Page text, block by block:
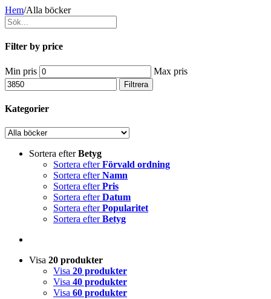
Hem/Alla böcker
Filter by price
Min pris Max pris
Filtrera
Kategorier
Sortera efterBetyg
Sortera efterFörvald ordning
Sortera efterNamn
Sortera efterPris
Sortera efterDatum
Sortera efterPopularitet
Sortera efterBetyg
Visa 20 produkter
Visa 20 produkter
Visa 40 produkter
Visa 60 produkter